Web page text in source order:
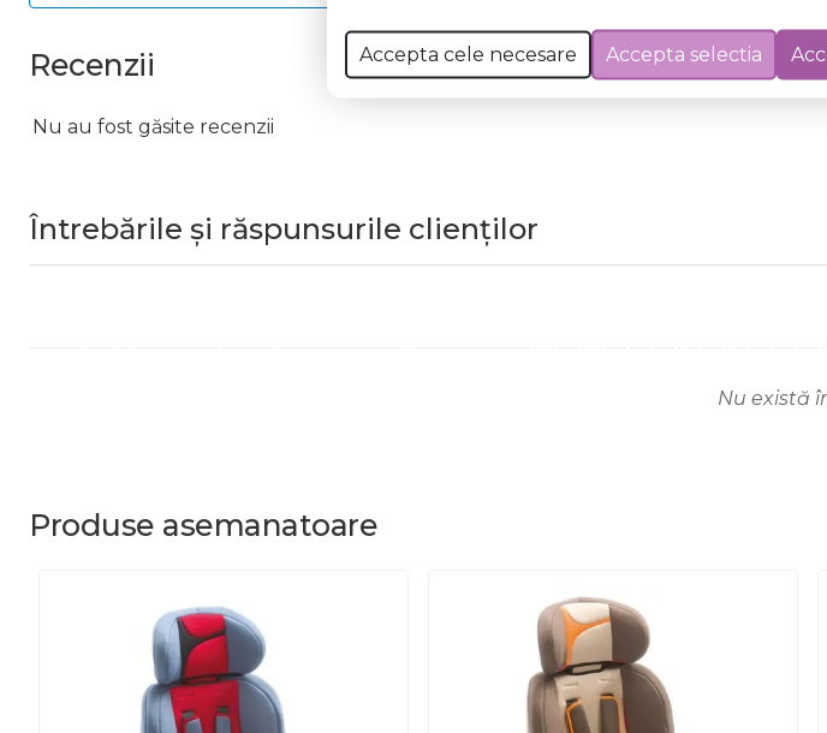
Recenzii
Nu au fost găsite recenzii
Întrebările și răspunsurile clienților
Nu există
Produse asemanatoare
Accepta cele necesare Accepta selectia